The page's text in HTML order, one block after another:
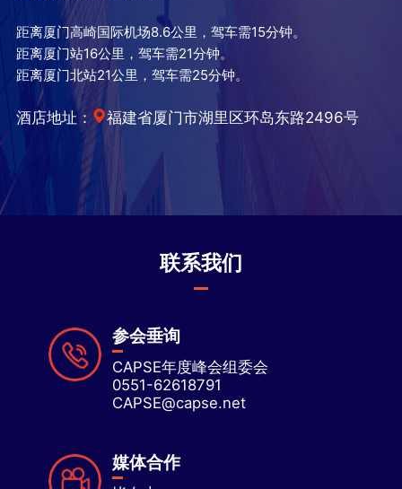
距离厦门高崎国际机场8.6公里，驾车需15分钟。
距离厦门站16公里，驾车需21分钟。
距离厦门北站21公里，驾车需25分钟。
酒店地址： 福建省厦门市湖里区环岛东路2496号
联系我们
参会垂询
CAPSE年度峰会组委会
0551-62618791
CAPSE@capse.net
媒体合作